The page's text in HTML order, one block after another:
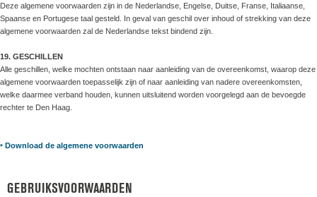
Deze algemene voorwaarden zijn in de Nederlandse, Engelse, Duitse, Franse, Italiaanse,
Spaanse en Portugese taal gesteld. In geval van geschil over inhoud of strekking van deze
algemene voorwaarden zal de Nederlandse tekst bindend zijn.
19. GESCHILLEN
Alle geschillen, welke mochten ontstaan naar aanleiding van de overeenkomst, waarop deze
algemene voorwaarden toepasselijk zijn of naar aanleiding van nadere overeenkomsten,
welke daarmee verband houden, kunnen uitsluitend worden voorgelegd aan de bevoegde
rechter te Den Haag.
‣ Download de algemene voorwaarden
GEBRUIKSVOORWAARDEN